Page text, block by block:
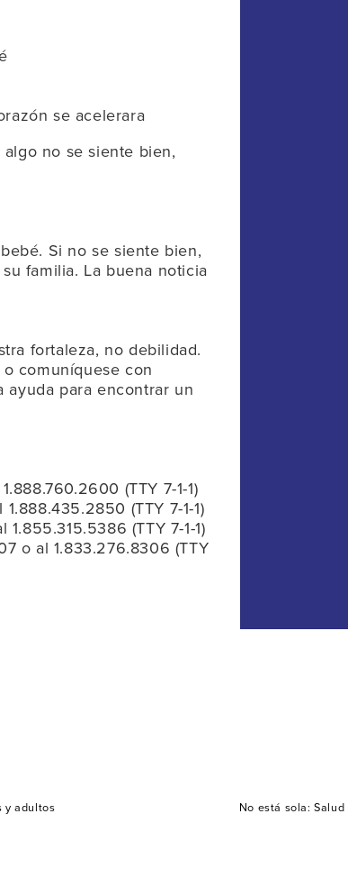
se acelerara
no se siente bien,
Si no se siente bien,
familia. La buena noticia
fortaleza, no debilidad.
comuníquese con
ayuda para encontrar un
(TTY 7-1-1)
(TTY 7-1-1)
(TTY 7-1-1)
o al 1.833.276.8306 (TTY
y adultos No está sola: